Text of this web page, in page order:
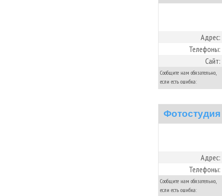
Адрес:
Телефоны:
Сайт:
Сообщите нам обязательно,
если есть ошибка:
Адрес:
Телефоны:
Сообщите нам обязательно,
если есть ошибка: